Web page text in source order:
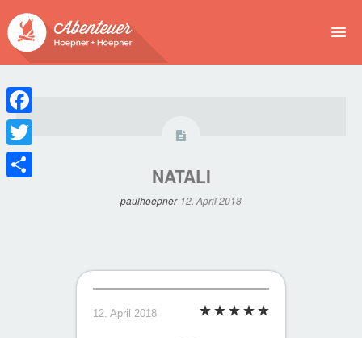
NATALI
paulhoepner 12. April 2018
12. April 2018
Facebook
Twitter